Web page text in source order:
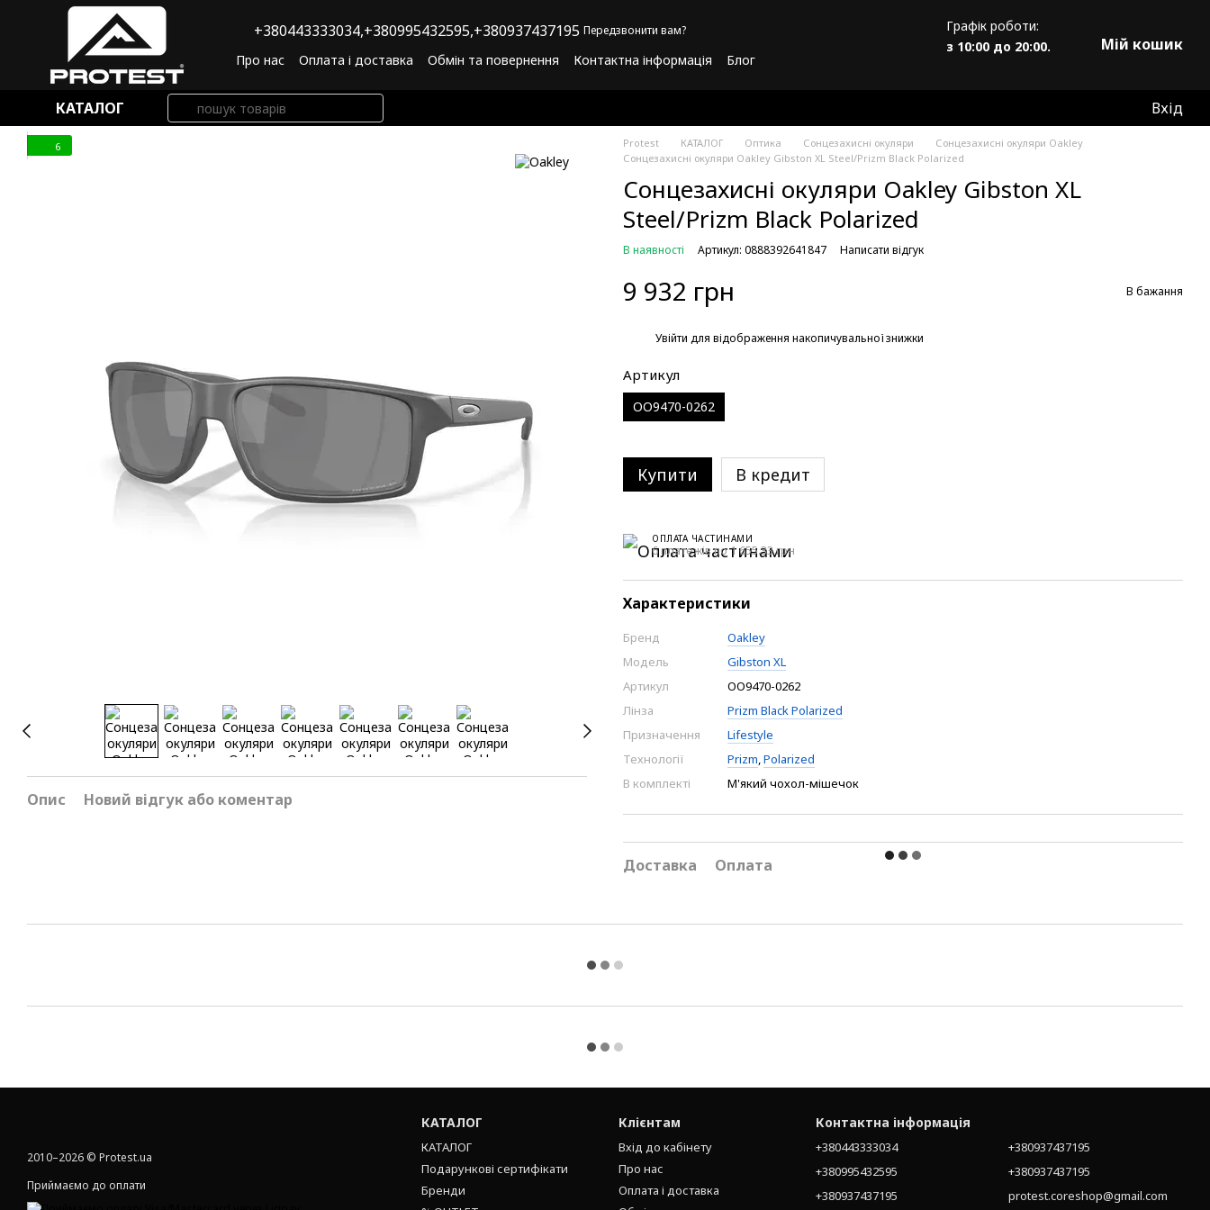
Перейти до основного контенту
+380443333034,+380995432595,+380937437195 Передзвонити вам?
Про нас Оплата і доставка Обмін та повернення Контактна інформація
Блог
Графік роботи:
з 10:00 до 20:00.
Мій кошик
КАТАЛОГ Вхід
6
Опис Новий відгук або коментар
Protest КАТАЛОГ Оптика Сонцезахисні окуляри
Сонцезахисні окуляри Oakley
Сонцезахисні окуляри Oakley Gibston XL Steel/Prizm Black Polarized
Сонцезахисні окуляри Oakley Gibston XL
Steel/Prizm Black Polarized
В наявності Артикул: 0888392641847 Написати відгук
9 932 грн В бажання
Увійти для відображення накопичувальної знижки
Артикул
OO9470-0262
Купити В кредит
ОПЛАТА ЧАСТИНАМИ
6 платежів по 1 655.33 грн
Характеристики
Бренд
Oakley
Модель
Gibston XL
Артикул
OO9470-0262
Лінза
Prizm Black Polarized
Призначення
Lifestyle
Технології
Prizm,Polarized
В комплекті
М'який чохол-мішечок
Доставка Оплата
2010–2026 © Protest.ua
Приймаємо до оплати
КАТАЛОГ
КАТАЛОГ
Подарункові сертифікати
Бренди
Клієнтам
Вхід до кабінету
Про нас
Оплата і доставка
Контактна інформація
+380443333034
+380995432595
+380937437195
+380937437195
+380937437195
protest.coreshop@gmail.com